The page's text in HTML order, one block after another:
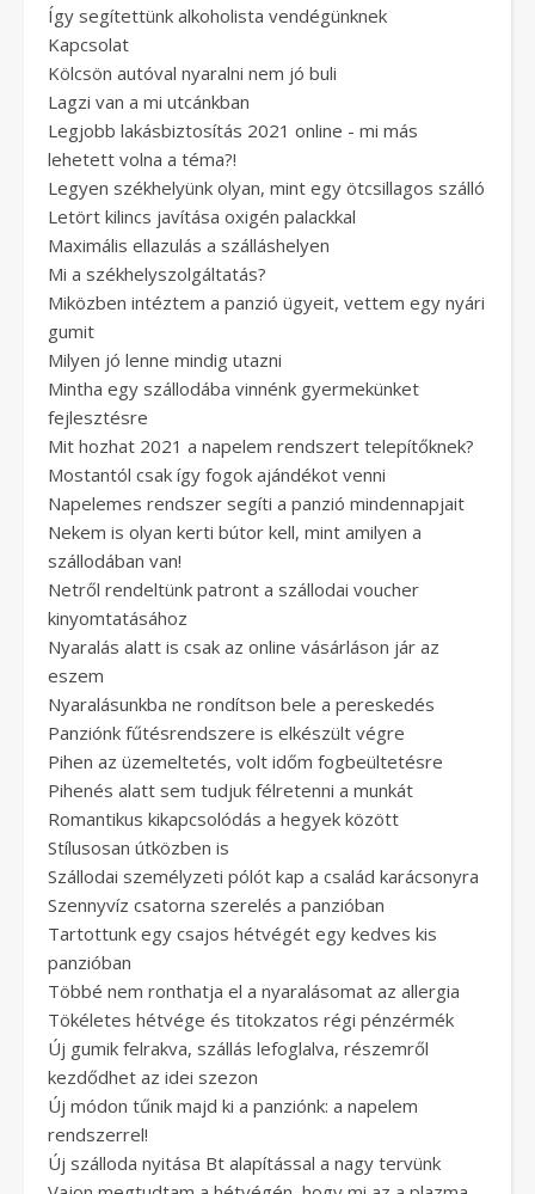
Így segítettünk alkoholista vendégünknek
Kapcsolat
Kölcsön autóval nyaralni nem jó buli
Lagzi van a mi utcánkban
Legjobb lakásbiztosítás 2021 online - mi más
lehetett volna a téma?!
Legyen székhelyünk olyan, mint egy ötcsillagos szálló
Letört kilincs javítása oxigén palackkal
Maximális ellazulás a szálláshelyen
Mi a székhelyszolgáltatás?
Miközben intéztem a panzió ügyeit, vettem egy nyári
gumit
Milyen jó lenne mindig utazni
Mintha egy szállodába vinnénk gyermekünket
fejlesztésre
Mit hozhat 2021 a napelem rendszert telepítőknek?
Mostantól csak így fogok ajándékot venni
Napelemes rendszer segíti a panzió mindennapjait
Nekem is olyan kerti bútor kell, mint amilyen a
szállodában van!
Netről rendeltünk patront a szállodai voucher
kinyomtatásához
Nyaralás alatt is csak az online vásárláson jár az
eszem
Nyaralásunkba ne rondítson bele a pereskedés
Panziónk fűtésrendszere is elkészült végre
Pihen az üzemeltetés, volt időm fogbeültetésre
Pihenés alatt sem tudjuk félretenni a munkát
Romantikus kikapcsolódás a hegyek között
Stílusosan útközben is
Szállodai személyzeti pólót kap a család karácsonyra
Szennyvíz csatorna szerelés a panzióban
Tartottunk egy csajos hétvégét egy kedves kis
panzióban
Többé nem ronthatja el a nyaralásomat az allergia
Tökéletes hétvége és titokzatos régi pénzérmék
Új gumik felrakva, szállás lefoglalva, részemről
kezdődhet az idei szezon
Új módon tűnik majd ki a panziónk: a napelem
rendszerrel!
Új szálloda nyitása Bt alapítással a nagy tervünk